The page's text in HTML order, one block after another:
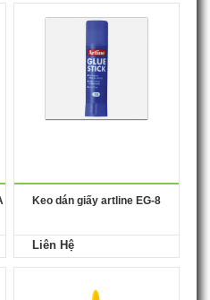
Keo dán giấy artline EG-8
Liên Hệ